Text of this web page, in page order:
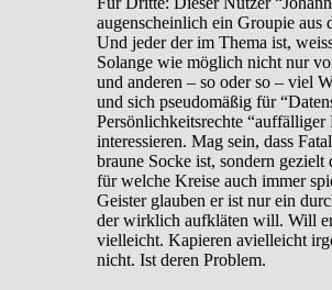
augenscheinlich ein Groupie aus
Und jeder der im Thema ist,
Solange wie möglich nicht nur
und anderen – so oder so – viel
und sich pseudomäßig für
Persönlichkeitsrechte “auffälliger
interessieren. Mag sein, dass
braune Socke ist, sondern gezielt
für welche Kreise auch immer
Geister glauben er ist nur ein
der wirklich aufkläten will. Will
vielleicht. Kapieren avielleicht
nicht. Ist deren Problem.